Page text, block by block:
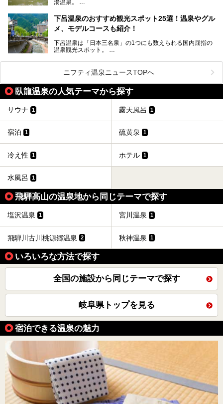
湯温泉。
らの利用客も増え、ますます賑わいを見せています。そこで
今回は、平湯温泉の観光スポットとおすすめの温泉施設を紹
介します。気になる温泉をぜひチェックしてみてください。
下呂温泉のおすすめ観光スポット25選！温泉やグル
メ、モデルコースも紹介！
下呂温泉は「日本三名泉」の1つにも数えられる国内屈指の
温泉観光スポット。
のグルメを楽しんだり、周辺にある名所にも足を伸ばしたり
したいもの。
本記事では、下呂温泉エリアにあるおすすめの観光スポット
をご紹介するとともに散策する際のモデルコースもご提案。
下呂温泉観光をたっぷりとガイドします！
ニフティ温泉ニュースTOPへ
臥龍温泉の人気テーマから探す
サウナ 1 露天風呂 1
宿泊 1 硫黄泉 1
冷え性 1 ホテル 1
水風呂 1
飛騨高山の温泉地から同じテーマで探す
塩沢温泉 1 宮川温泉 1
飛騨川古川桃源郷温泉 2 秋神温泉 1
いろいろな方法で探す
全国の施設から同じテーマで探す
岐阜県トップを見る
宿泊できる温泉の魅力